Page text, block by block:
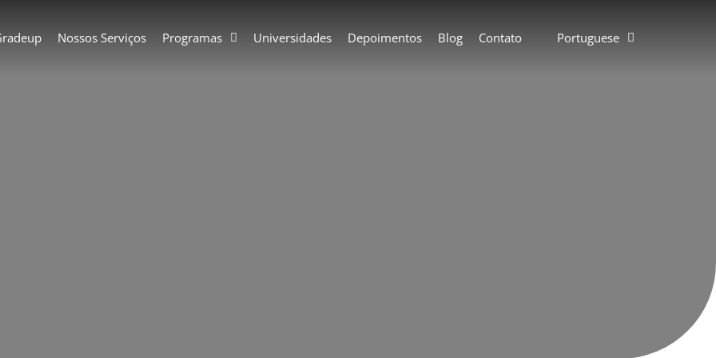
Nossos Serviços Programas Universidades Depoimentos Blog Contato Portuguese